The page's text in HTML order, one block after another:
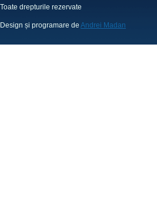
Toate drepturile rezervate
Design și programare de Andrei Madan